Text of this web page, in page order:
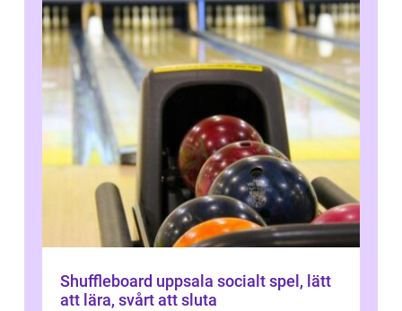
Shuffleboard uppsala socialt spel, lätt
att lära, svårt att sluta